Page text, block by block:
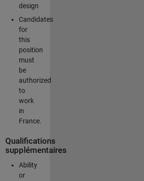
design
Candidates
for
this
position
must
be
authorized
to
work
in
France.
Qualifications
supplémentaires
Ability
or